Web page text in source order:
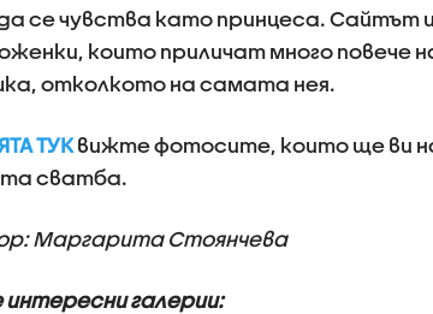
се чувства като принцеса. Сайтът
които приличат много повече
отколкото на самата нея.
ТУКвижте фотосите, които ще ви
сватба.
Маргарита Стоянчева
галерии: